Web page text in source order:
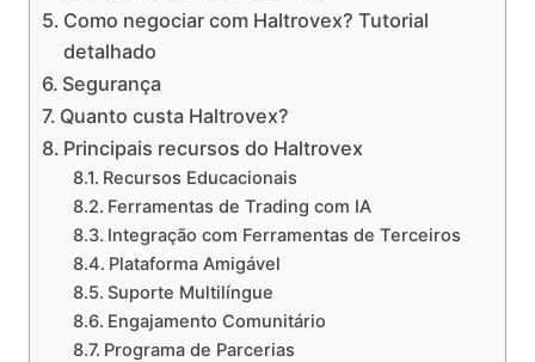
Como negociar com Haltrovex? Tutorial
detalhado
Segurança
Quanto custa Haltrovex?
Principais recursos do Haltrovex
Recursos Educacionais
Ferramentas de Trading com IA
Integração com Ferramentas de Terceiros
Plataforma Amigável
Suporte Multilíngue
Engajamento Comunitário
Programa de Parcerias